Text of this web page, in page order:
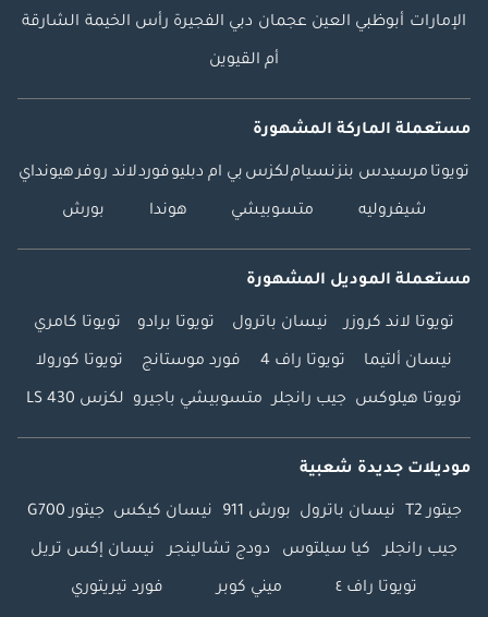
الإمارات أبوظبي العين عجمان دبي الفجيرة رأس الخيمة الشارقة
أم القيوين
مستعملة الماركة المشهورة
تويوتا مرسيدس بنزنسياملكزس بي ام دبليوفوردلاند روفرهيونداي
شيفروليه متسوبيشي هوندا بورش
مستعملة الموديل المشهورة
تويوتا لاند كروزر نيسان باترول تويوتا برادو تويوتا كامري
نيسان ألتيما تويوتا راف 4 فورد موستانج تويوتا كورولا
تويوتا هيلوكس جيب رانجلر متسوبيشي باجيرو لكزس LS 430
موديلات جديدة شعبية
جيتور T2 نيسان باترول بورش 911 نيسان كيكس جيتور G700
جيب رانجلر كيا سيلتوس دودج تشالينجر نيسان إكس تريل
تويوتا راف ٤ ميني كوبر فورد تيريتوري